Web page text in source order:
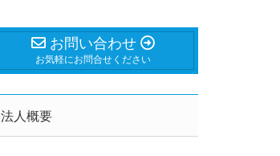
お問い合わせ
お気軽にお問合せください
法人概要